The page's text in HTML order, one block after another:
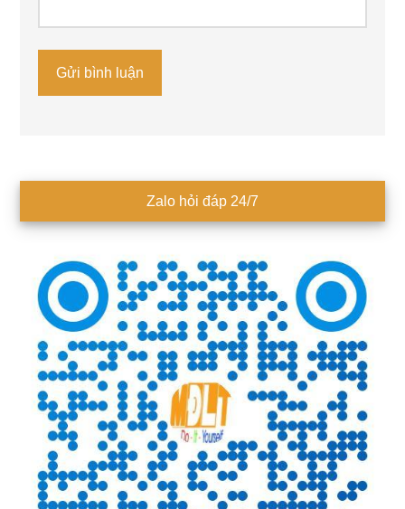
chính
Zalo hỏi đáp 24/7